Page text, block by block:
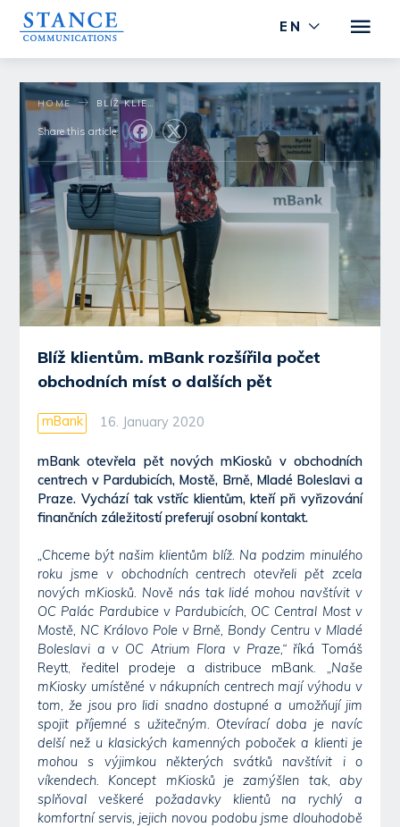
EN
HOME BLÍŽ KLIENTŮM. MBANK ROZŠÍŘILA POČET OBCHODNÍCH MÍST O DALŠÍCH PĚT
Share this article:
Blíž klientům. mBank rozšířila počet
obchodních míst o dalších pět
mBank 16. January 2020
mBank otevřela pět nových mKiosků v obchodních
centrech v Pardubicích, Mostě, Brně, Mladé Boleslavi a
Praze. Vychází tak vstříc klientům, kteří při vyřizování
finančních záležitostí preferují osobní kontakt.
„Chceme být našim klientům blíž. Na podzim minulého
roku jsme v obchodních centrech otevřeli pět zcela
nových mKiosků. Nově nás tak lidé mohou navštívit v
OC Palác Pardubice v Pardubicích, OC Central Most v
Mostě, NC Královo Pole v Brně, Bondy Centru v Mladé
Boleslavi a v OC Atrium Flora v Praze,“ říká Tomáš
Reytt, ředitel prodeje a distribuce mBank. „Naše
mKiosky umístěné v nákupních centrech mají výhodu v
tom, že jsou pro lidi snadno dostupné a umožňují jim
spojit příjemné s užitečným. Otevírací doba je navíc
delší než u klasických kamenných poboček a klienti je
mohou s výjimkou některých svátků navštívit i o
víkendech. Koncept mKiosků je zamýšlen tak, aby
splňoval veškeré požadavky klientů na rychlý a
komfortní servis, jejich novou podobu jsme dlouhodobě